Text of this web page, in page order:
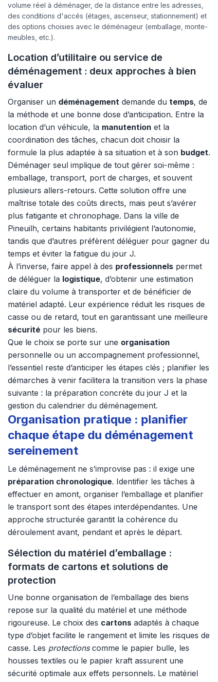
volume réel à déménager, de la distance entre les adresses,
des conditions d'accés (étages, ascenseur, stationnement) et
des options choisies avec le déménageur (emballage, monte-
meubles, etc.).
Location d’utilitaire ou service de
déménagement : deux approches à bien
évaluer
Organiser un déménagement demande du temps, de
la méthode et une bonne dose d’anticipation. Entre la
location d’un véhicule, la manutention et la
coordination des tâches, chacun doit choisir la
formule la plus adaptée à sa situation et à son budget.
Déménager seul implique de tout gérer soi-même :
emballage, transport, port de charges, et souvent
plusieurs allers-retours. Cette solution offre une
maîtrise totale des coûts directs, mais peut s’avérer
plus fatigante et chronophage. Dans la ville de
Pineuilh, certains habitants privilégient l’autonomie,
tandis que d’autres préfèrent déléguer pour gagner du
temps et éviter la fatigue du jour J.
À l’inverse, faire appel à des professionnels permet
de déléguer la logistique, d’obtenir une estimation
claire du volume à transporter et de bénéficier de
matériel adapté. Leur expérience réduit les risques de
casse ou de retard, tout en garantissant une meilleure
sécurité pour les biens.
Que le choix se porte sur une organisation
personnelle ou un accompagnement professionnel,
l’essentiel reste d’anticiper les étapes clés ; planifier les
démarches à venir facilitera la transition vers la phase
suivante : la préparation concrète du jour J et la
gestion du calendrier du déménagement.
Organisation pratique : planifier
chaque étape du déménagement
sereinement
Le déménagement ne s’improvise pas : il exige une
préparation chronologique. Identifier les tâches à
effectuer en amont, organiser l’emballage et planifier
le transport sont des étapes interdépendantes. Une
approche structurée garantit la cohérence du
déroulement avant, pendant et après le départ.
Sélection du matériel d’emballage :
formats de cartons et solutions de
protection
Une bonne organisation de l’emballage des biens
repose sur la qualité du matériel et une méthode
rigoureuse. Le choix des cartons adaptés à chaque
type d’objet facilite le rangement et limite les risques de
casse. Les protectionscomme le papier bulle, les
housses textiles ou le papier kraft assurent une
sécurité optimale aux effets personnels. Le matériel